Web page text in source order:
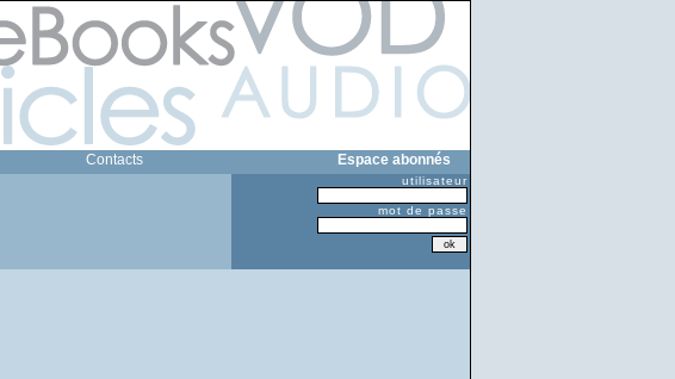
Contacts Espace abonnés
utilisateur
mot de passe